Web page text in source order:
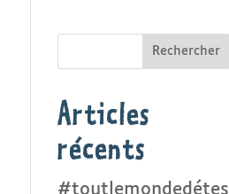
Rechercher
Articles
récents
#toutlemondedétes